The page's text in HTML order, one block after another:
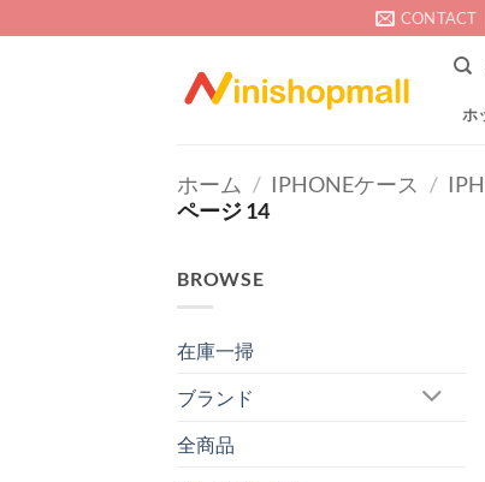
to
CONTACT
ホ
ホーム / IPHONEケース /
ページ 14
BROWSE
在庫一掃
ブランド
全商品